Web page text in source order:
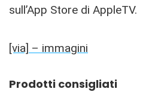
sull’App Store di AppleTV.
[via] – immagini
Prodotti consigliati